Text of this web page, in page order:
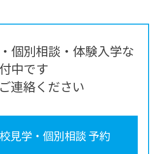
個別相談・体験入学な
中です
連絡ください
見学・個別相談 予約